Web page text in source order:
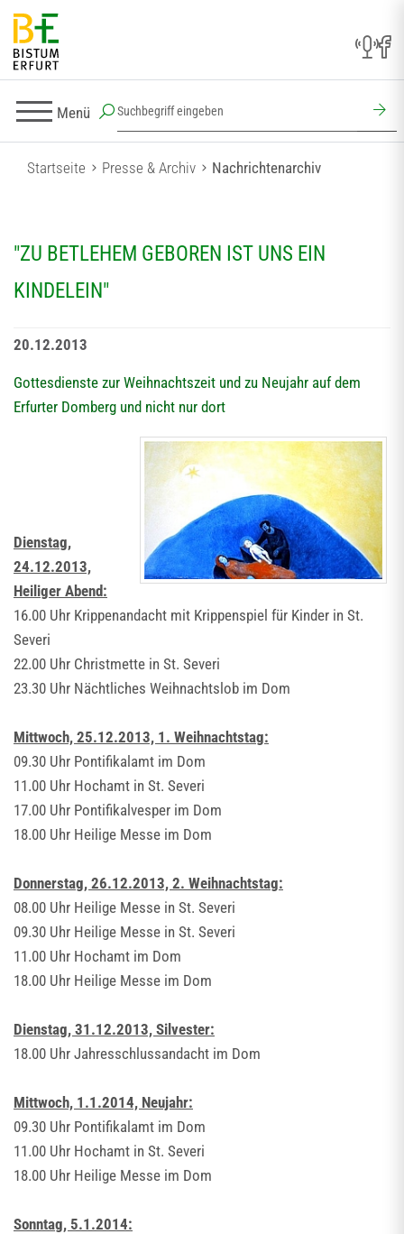
Menü
Startseite Presse & Archiv Nachrichtenarchiv
"ZU BETLEHEM GEBOREN IST UNS EIN
KINDELEIN"
20.12.2013
Gottesdienste zur Weihnachtszeit und zu Neujahr auf dem
Erfurter Domberg und nicht nur dort
Dienstag,
24.12.2013,
Heiliger Abend:
16.00 Uhr Krippenandacht mit Krippenspiel für Kinder in St.
Severi
22.00 Uhr Christmette in St. Severi
23.30 Uhr Nächtliches Weihnachtslob im Dom
Mittwoch, 25.12.2013, 1. Weihnachtstag:
09.30 Uhr Pontifikalamt im Dom
11.00 Uhr Hochamt in St. Severi
17.00 Uhr Pontifikalvesper im Dom
18.00 Uhr Heilige Messe im Dom
Donnerstag, 26.12.2013, 2. Weihnachtstag:
08.00 Uhr Heilige Messe in St. Severi
09.30 Uhr Heilige Messe in St. Severi
11.00 Uhr Hochamt im Dom
18.00 Uhr Heilige Messe im Dom
Dienstag, 31.12.2013, Silvester:
18.00 Uhr Jahresschlussandacht im Dom
Mittwoch, 1.1.2014, Neujahr:
09.30 Uhr Pontifikalamt im Dom
11.00 Uhr Hochamt in St. Severi
18.00 Uhr Heilige Messe im Dom
Sonntag, 5.1.2014: